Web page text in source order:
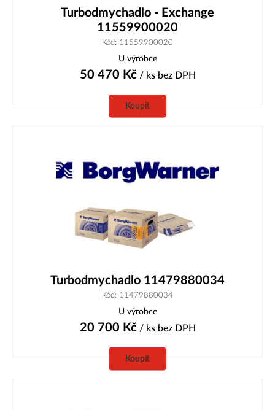
Turbodmychadlo - Exchange
11559900020
Kód: 11559900020
U výrobce
50 470 Kč/ ks bez DPH
Koupit
Turbodmychadlo 11479880034
Kód: 11479880034
U výrobce
20 700 Kč/ ks bez DPH
Koupit